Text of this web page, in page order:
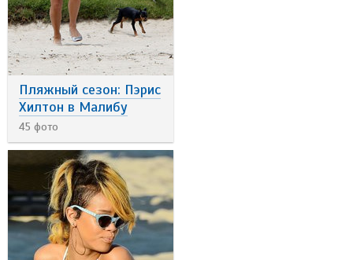
Пляжный сезон: Пэрис
Хилтон в Малибу
45 фото